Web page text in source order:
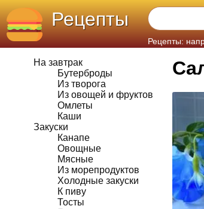
Рецепты
Рецепты:
На завтрак
Бутерброды
Из творога
Из овощей и фруктов
Омлеты
Каши
Закуски
Канапе
Овощные
Мясные
Из морепродуктов
Холодные закуски
К пиву
Тосты